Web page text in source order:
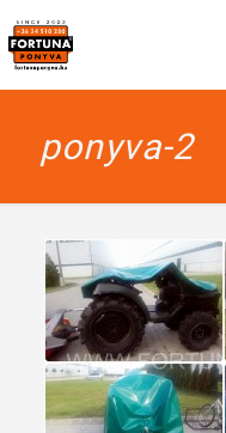
ponyva-2